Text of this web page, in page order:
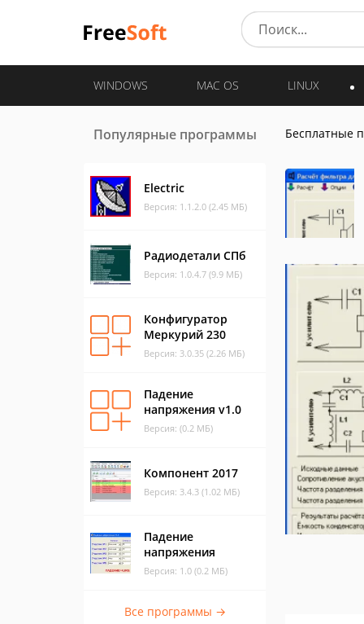
WINDOWS MAC OS LINUX
Популярные программы
Electric
Версия: 1.1.2.0 (2.45 МБ)
Радиодетали СПб
Версия: 1.0.4.7 (9.9 МБ)
Конфигуратор
Меркурий 230
Версия: 3.0.35 (2.26 МБ)
Падение
напряжения v1.0
Версия: (0.2 МБ)
Компонент 2017
Версия: 3.4.3 (1.02 МБ)
Падение
напряжения
Версия: 1.0 (0.2 МБ)
Все программы →
Бесплатные